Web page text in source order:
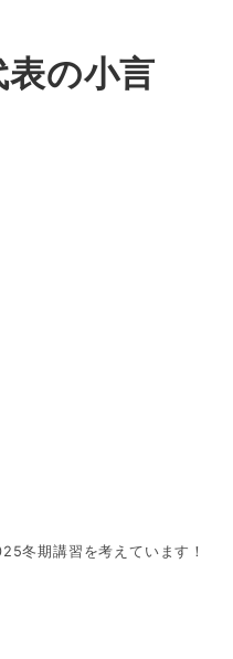
の小言
冬期講習を考えています！